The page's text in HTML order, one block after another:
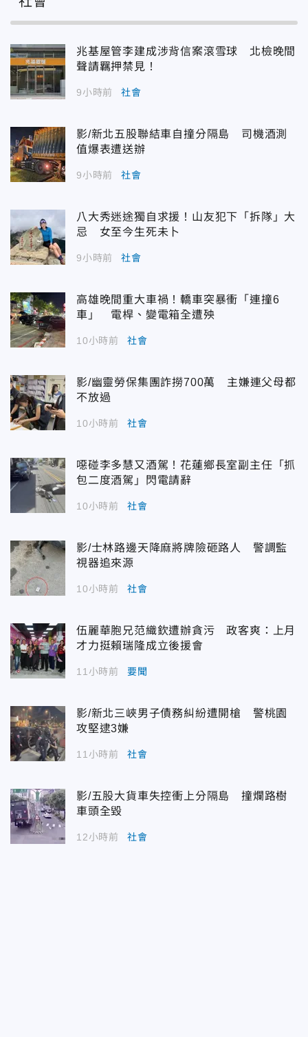
兆基屋管李建成涉背信案滾雪球 北檢晚間
聲請羈押禁見！
9小時前 社會
影/新北五股聯結車自撞分隔島 司機酒測
值爆表遭送辦
9小時前 社會
八大秀迷途獨自求援！山友犯下「拆隊」大
忌 女至今生死未卜
9小時前 社會
高雄晚間重大車禍！轎車突暴衝「連撞6
車」 電桿、變電箱全遭殃
10小時前 社會
影/幽靈勞保集團詐撈700萬 主嫌連父母都
不放過
10小時前 社會
噁碰李多慧又酒駕！花蓮鄉長室副主任「抓
包二度酒駕」閃電請辭
10小時前 社會
影/士林路邊天降麻將牌險砸路人 警調監
視器追來源
10小時前 社會
伍麗華胞兄范織欽遭辦貪污 政客爽：上月
才力挺賴瑞隆成立後援會
11小時前 要聞
影/新北三峽男子債務糾紛遭開槍 警桃園
攻堅逮3嫌
11小時前 社會
影/五股大貨車失控衝上分隔島 撞爛路樹
車頭全毀
12小時前 社會